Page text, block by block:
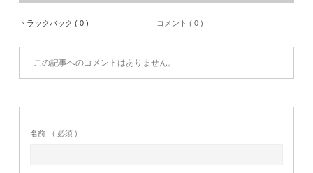
トラックバック ( 0 ) コメント ( 0 )
この記事へのコメントはありません。
名前 ( 必須 )